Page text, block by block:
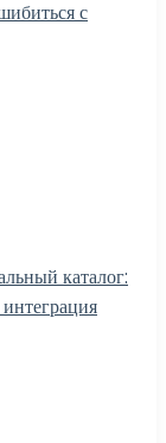
с
каталог: